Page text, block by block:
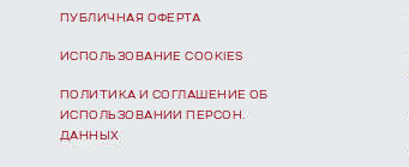
ПУБЛИЧНАЯ ОФЕРТА
ИСПОЛЬЗОВАНИЕ COOKIES
ПОЛИТИКА И СОГЛАШЕНИЕ ОБ
ИСПОЛЬЗОВАНИИ ПЕРСОН.
ДАННЫХ